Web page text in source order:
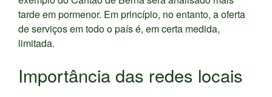
tarde em pormenor. Em princípio, no entanto, a oferta
de serviços em todo o país é, em certa medida,
limitada.
Importância das redes locais